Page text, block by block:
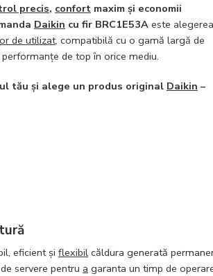
precis, confort maxim și economii
Daikin cu fir BRC1E53A este alegerea
de utilizat, compatibilă cu o gamă largă de
de top în orice mediu.
tău și alege un produs original Daikin –
eficient şi flexibil căldura generată
servere pentru a garanta un timp de